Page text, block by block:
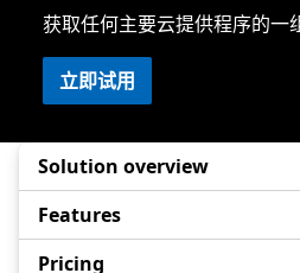
获取任何主要云提供程序的一
立即试用
Solution overview
Features
Pricing